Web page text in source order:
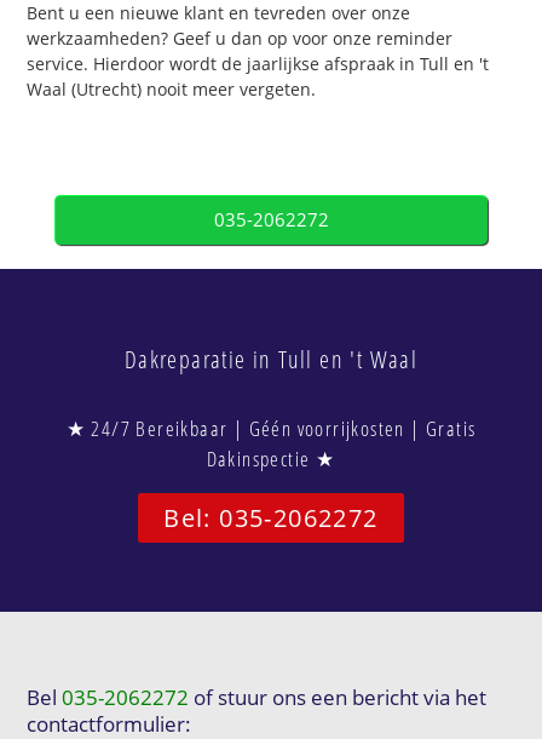
Bent u een nieuwe klant en tevreden over onze
werkzaamheden? Geef u dan op voor onze reminder
service. Hierdoor wordt de jaarlijkse afspraak in Tull en 't
Waal (Utrecht) nooit meer vergeten.
035-2062272
Dakreparatie in Tull en 't Waal
★ 24/7 Bereikbaar | Géén voorrijkosten | Gratis
Dakinspectie ★
Bel: 035-2062272
Bel035-2062272 of stuur ons een bericht via het
contactformulier: